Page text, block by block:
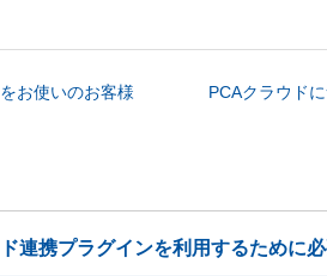
すお使いのお客様 PCAクラウド
連携プラグインを利用するために